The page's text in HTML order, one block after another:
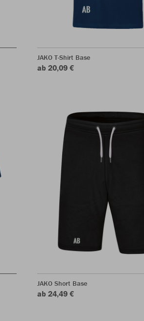
JAKO T-Shirt Base
ab 20,09 €
JAKO Short Base
ab 24,49 €